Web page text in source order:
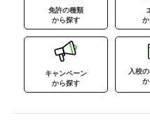
免許の種類
から探す
キャンペーン
から探す
入校